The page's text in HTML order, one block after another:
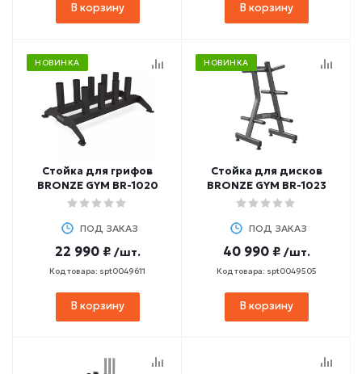
В корзину В корзину
НОВИНКА
Стойка для грифов
BRONZE GYM BR-1020
ПОД ЗАКАЗ
22 990 ₽ /шт.
Код товара: spt0049611
В корзину
НОВИНКА
Стойка для дисков
BRONZE GYM BR-1023
ПОД ЗАКАЗ
40 990 ₽ /шт.
Код товара: spt0049505
В корзину